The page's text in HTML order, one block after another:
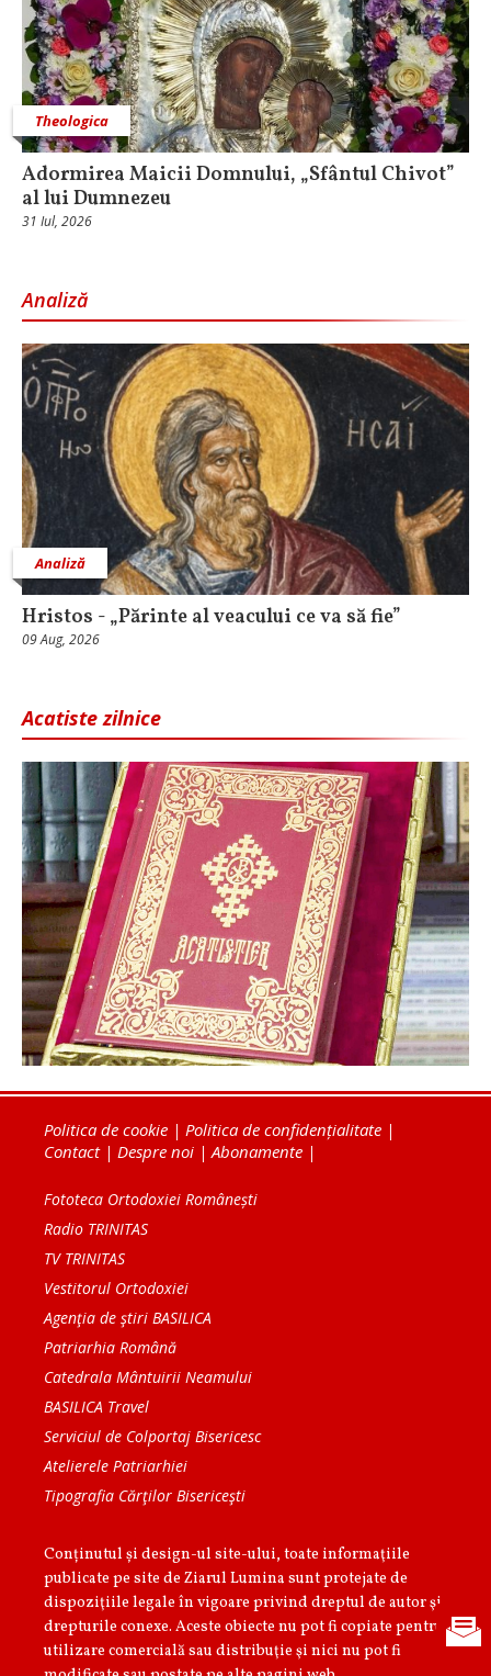
Theologica
Adormirea Maicii Domnului, „Sfântul Chivot”
al lui Dumnezeu
31 Iul, 2026
Analiză
Analiză
Hristos - „Părinte al veacului ce va să fie”
09 Aug, 2026
Acatiste zilnice
Politica de cookie | Politica de confidențialitate |
Contact| Despre noi |Abonamente |
Fototeca Ortodoxiei Românești
Radio TRINITAS
TV TRINITAS
Vestitorul Ortodoxiei
Agenţia de ştiri BASILICA
Patriarhia Română
Catedrala Mântuirii Neamului
BASILICA Travel
Serviciul de Colportaj Bisericesc
Atelierele Patriarhiei
Tipografia Cărţilor Bisericeşti
Conținutul și design-ul site-ului, toate informaţiile
publicate pe site de Ziarul Lumina sunt protejate de
dispoziţiile legale în vigoare privind dreptul de autor şi
drepturile conexe. Aceste obiecte nu pot fi copiate pentru
utilizare comercială sau distribuţie şi nici nu pot fi